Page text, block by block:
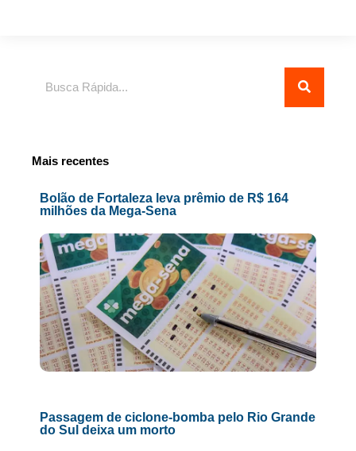
Mais recentes
Bolão de Fortaleza leva prêmio de R$ 164
milhões da Mega-Sena
Passagem de ciclone-bomba pelo Rio Grande
do Sul deixa um morto